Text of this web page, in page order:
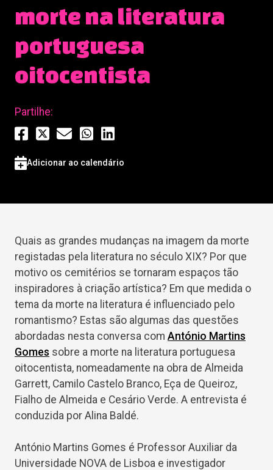
morte na literatura
portuguesa
oitocentista
Partilhe:
Adicionar ao calendário
Quais as grandes mudanças na imagem da morte
registadas pela literatura no século XIX? Por que
motivo os cemitérios se tornaram espaços tão
inspiradores à criação artística? Em que medida o
tema da morte na literatura é influenciado pelo
romantismo? Estas são algumas das questões
abordadas nesta conversa com António Martins
Gomes sobre a morte na literatura portuguesa
oitocentista, nomeadamente na obra de Almeida
Garrett, Camilo Castelo Branco, Eça de Queiroz,
Fialho de Almeida e Cesário Verde. A entrevista é
conduzida por Alina Baldé.
António Martins Gomes é Professor Auxiliar da
Universidade NOVA de Lisboa e investigador